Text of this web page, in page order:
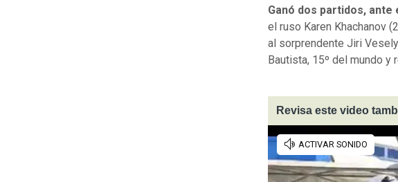
Ganó dos partidos,
el ruso Karen Khachanov
al sorprendente Jiri
Bautista, 15º del mundo y
Revisa este video